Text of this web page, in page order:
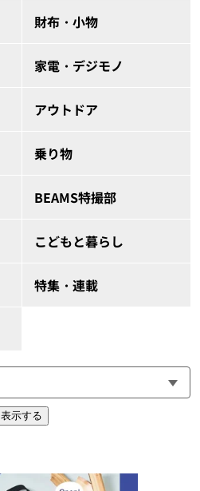
財布・小物
家電・デジモノ
アウトドア
乗り物
BEAMS特撮部
こどもと暮らし
特集・連載
表示する